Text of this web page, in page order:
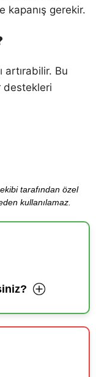
kapanış gerekir.
artırabilir. Bu
destekleri
tarafından özel
kullanılamaz.